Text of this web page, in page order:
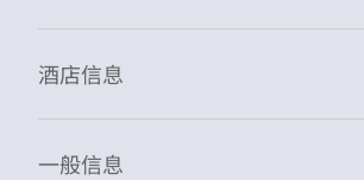
酒店信息
一般信息